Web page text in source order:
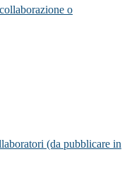
o
(da pubblicare in